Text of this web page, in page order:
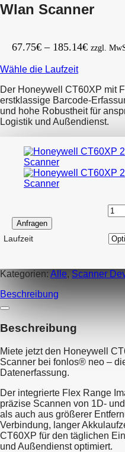
Wlan Scanner
67.75€ – 185.14€
185.14€
zzgl.
Wähle die Laufzeit
Der Honeywell CT60XP mit
erstklassige Barcode-
und hohe Robustheit für
Logistik und Außendienst.
Anfragen
Laufzeit
Kategorien: Alle, Scanner
Beschreibung
Beschreibung
Miete jetzt den Honeywell
Scanner bei fonlos® neo –
Datenerfassung.
Der integrierte Flex Range
präzise Scannen von 1D-
als auch aus größerer
Verbindung, langer
CT60XP für den täglichen
und Außendienst optimiert.